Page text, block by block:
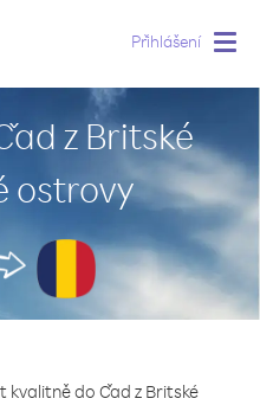
Přihlášení
z Britské
ostrovy
kvalitně do Čad z Britské